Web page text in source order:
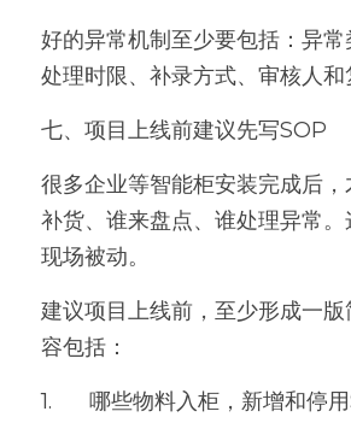
好的异常机制至少要包括：异常
处理时限、补录方式、审核人和
七、项目上线前建议先写SOP
很多企业等智能柜安装完成后
补货、谁来盘点、谁处理异常
现场被动。
建议项目上线前，至少形成一
容包括：
1.	哪些物料入柜，新增和停用SKU由谁审